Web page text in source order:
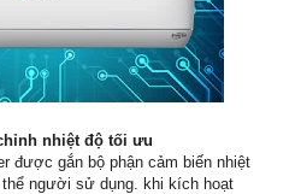
nhiệt độ tối ưu
được gắn bộ phận cảm biến nhiệt
người sử dụng. khi kích hoạt